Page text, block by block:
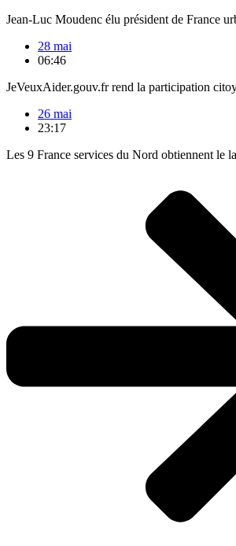
Jean-Luc Moudenc élu président de France
28 mai
06:46
JeVeuxAider.gouv.fr rend la participation
26 mai
23:17
Les 9 France services du Nord obtiennent le